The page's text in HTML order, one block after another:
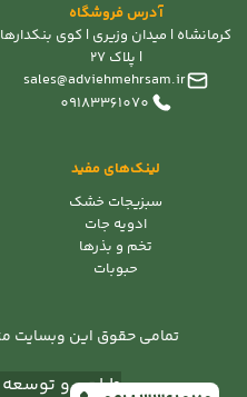
آدرس فروشگاه
کرمانشاه | میدان وزیری | کوی بنکدارها
| پلاک 27
sales@adviehmehrsam.ir
09183361070
لینک‌های مفید
سبزیجات خشک
ادویه جات
تخم و بذرها
حبوبات
تمامی حقوق این وبسایت
طراحی و توسعه